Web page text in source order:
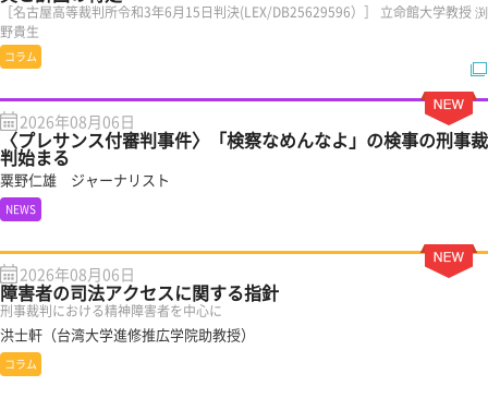
［名古屋高等裁判所令和3年6月15日判決(LEX/DB25629596）］ 立命館大学教授 渕
野貴生
コラム
2026年08月06日
〈プレサンス付審判事件〉「検察なめんなよ」の検事の刑事裁
判始まる
粟野仁雄 ジャーナリスト
NEWS
2026年08月06日
障害者の司法アクセスに関する指針
刑事裁判における精神障害者を中心に
洪士軒（台湾大学進修推広学院助教授）
コラム